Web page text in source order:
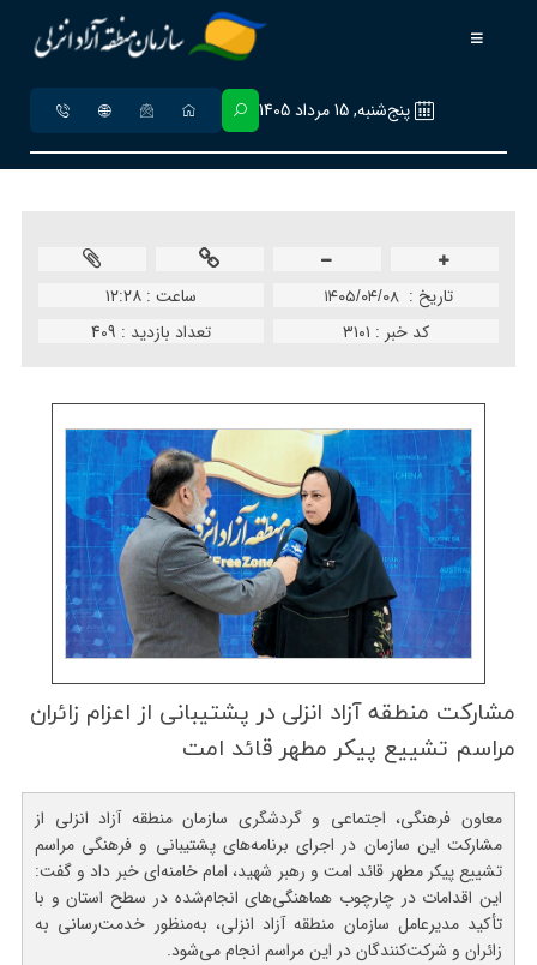
پنج‌شنبه, 15 مرداد 1405
ساعت :۱۲:۲۸ تاريخ : ۱۴۰۵/۰۴/۰۸
تعداد بازدید : 409 کد خبر : ۳۱۰۱
مشاركت منطقه آزاد انزلی در پشتیبانی از اعزام زائران
مراسم تشییع پیكر مطهر قائد امت
معاون فرهنگی، اجتماعی و گردشگری سازمان منطقه آزاد انزلی از
مشارکت این سازمان در اجرای برنامه‌های پشتیبانی و فرهنگی مراسم
تشییع پیکر مطهر قائد امت و رهبر شهید، امام خامنه‌ای خبر داد و گفت:
این اقدامات در چارچوب هماهنگی‌های انجام‌شده در سطح استان و با
تأکید مدیرعامل سازمان منطقه آزاد انزلی، به‌منظور خدمت‌رسانی به
زائران و شرکت‌کنندگان در این مراسم انجام می‌شود.